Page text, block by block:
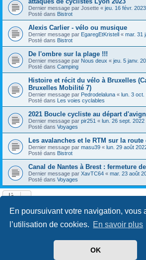
En poursuivant votre navigation, vous
l’utilisation de cookies. En savoir plus
OK
Dernier message par Josette « jeu. 16 févr.
Posté dans Bistrot
Alexis Carlier - vélo ou musique
Dernier message par EgaregEtKristell « mar. 31
Posté dans Bistrot
De l'ombre sur la plage !!!
Dernier message par Nous deux « jeu. 5 janv.
Posté dans Camping
Histoire et récit du vélo à Bruxelles
Bruxelles Mobilité 7)
Dernier message par Pedrodelaluna « lun. 3 oct.
Posté dans Les voies cyclables
2021 Boucle cycliste au départ
Dernier message par pir251 « lun. 26 sept. 2022
Posté dans Voyages
Les avalanches et le RTM sur la
Dernier message par masu39 « lun. 29 août
Posté dans Bistrot
Canal de Nantes à Brest : fermeture
Dernier message par XavTC64 « mar. 23 août
Posté dans Voyages
603 résultats trouvés Page1sur13
1 2 3 4
phpBB ® Forum Software ©
phpBB-fr.com